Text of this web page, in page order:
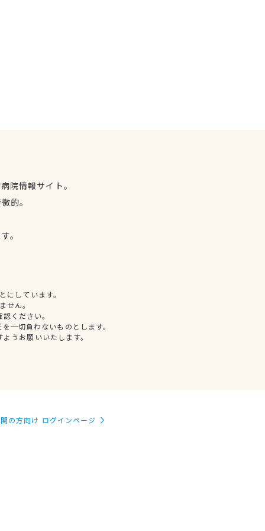
院情報サイト。
的。
。
しています。
せん。
ください。
一切負わないものとします。
うお願いいたします。
の方向け ログインページ